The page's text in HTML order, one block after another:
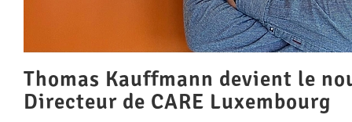
Thomas Kauffmann devient le
Directeur de CARE Luxembourg